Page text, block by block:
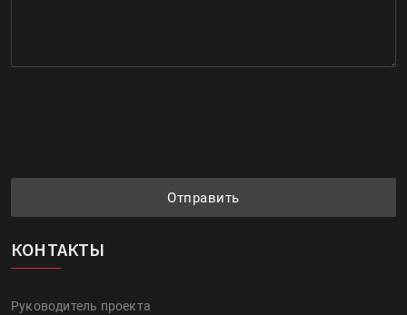
Отправить
КОНТАКТЫ
Руководитель проекта